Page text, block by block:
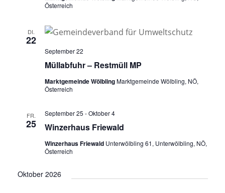
Österreich
DI.
22
Müllabfuhr – Restmüll MP
September 22
Marktgemeinde WölblingMarktgemeinde Wölbling, NÖ,
Österreich
FR.
25 Winzerhaus Friewald
September 25 -Oktober 4
Winzerhaus Friewald Unterwölbling 61, Unterwölbling, NÖ,
Österreich
Oktober 2026